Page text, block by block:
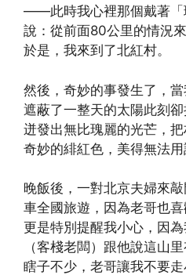
——此時我心裡那個戴著「
說：從前面80公里的情況
於是，我來到了北紅村。
然後，奇妙的事發生了，
遮蔽了一整天的太陽此刻
迸發出無比瑰麗的光芒，
奇妙的緋紅色，美得無法用
晚飯後，一對北京夫婦來
車全國旅遊，因為老哥也
更是特別提醒我小心，因
（客棧老闆）跟他說這山
瞎子不少，老哥讓我不要